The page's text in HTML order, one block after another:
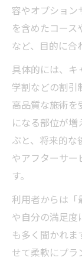
容やオプション
を含めたコー
など、目的に合
具体的には、キ
学割などの割引
高品質な施術を
になる部位が
ぶと、将来的な
やアフターサー
す。
利用者からは「
や自分の満足
も多く聞かれ
せて柔軟にプラ